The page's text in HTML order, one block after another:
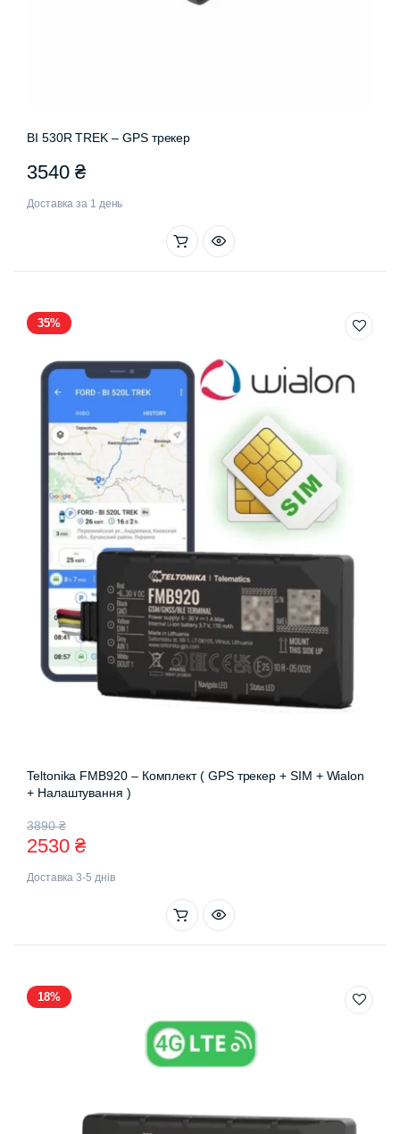
BI 530R TREK – GPS трекер
3540 ₴
Доставка за 1 день
35%
Teltonika FMB920 – Комплект ( GPS трекер + SIM + Wialon
+ Налаштування )
3890₴
Оригінальна
ціна:
3890 ₴.
2530 ₴
Поточна
ціна:
2530 ₴.
Доставка 3-5 днів
18%